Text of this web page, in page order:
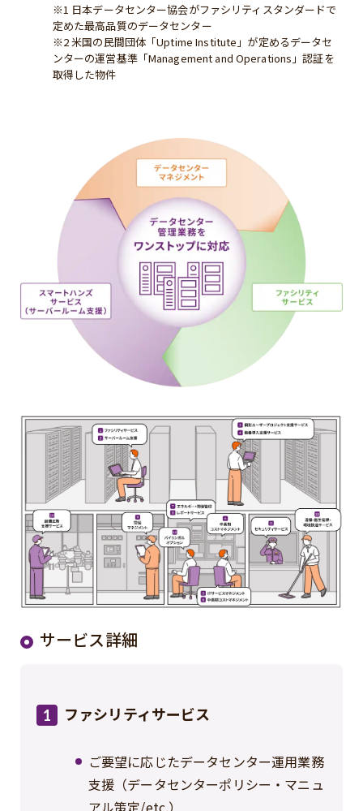
※1 日本データセンター協会がファシリティスタンダードで
定めた最高品質のデータセンター
※2 米国の民間団体「Uptime Institute」が定めるデータセ
ンターの運営基準「Management and Operations」認証を
取得した物件
サービス詳細
1 ファシリティサービス
ご要望に応じたデータセンター運用業務
支援（データセンターポリシー・マニュ